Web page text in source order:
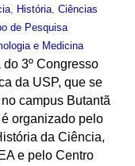
, História, Ciências
de Pesquisa
e Medicina
3º Congresso
da USP, que se
campus Butantã
organizado pelo
da Ciência,
e pelo Centro